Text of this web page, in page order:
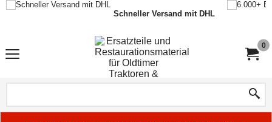
Schneller Versand mit DHL
0